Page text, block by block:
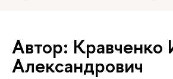
Автор: Кравченко
Александрович